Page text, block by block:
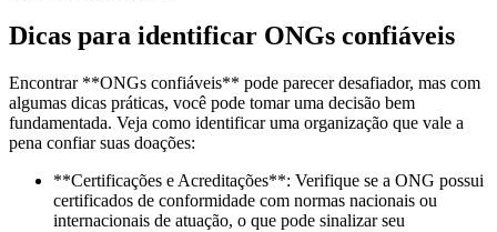
Dicas para identificar ONGs confiáveis
Encontrar **ONGs confiáveis** pode parecer desafiador, mas com
algumas dicas práticas, você pode tomar uma decisão bem
fundamentada. Veja como identificar uma organização que vale a
pena confiar suas doações:
**Certificações e Acreditações**: Verifique se a ONG possui
certificados de conformidade com normas nacionais ou
internacionais de atuação, o que pode sinalizar seu